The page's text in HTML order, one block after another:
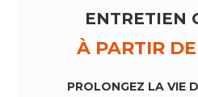
ENTRETIEN
À PARTIR
PROLONGEZ LA VIE